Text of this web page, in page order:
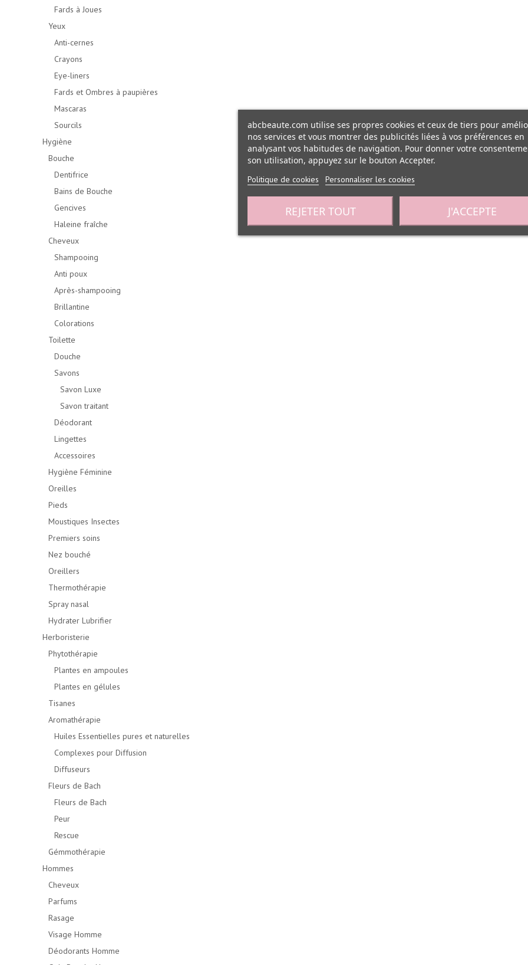
Fards à Joues
Yeux
Anti-cernes
Crayons
Eye-liners
Fards et Ombres à paupières
Mascaras
Sourcils
Hygiène
Bouche
Dentifrice
Bains de Bouche
Gencives
Haleine fraîche
Cheveux
Shampooing
Anti poux
Après-shampooing
Brillantine
Colorations
Toilette
Douche
Savons
Savon Luxe
Savon traitant
Déodorant
Lingettes
Accessoires
Hygiène Féminine
Oreilles
Pieds
Moustiques Insectes
Premiers soins
Nez bouché
Oreillers
Thermothérapie
Spray nasal
Hydrater Lubrifier
Herboristerie
Phytothérapie
Plantes en ampoules
Plantes en gélules
Tisanes
Aromathérapie
Huiles Essentielles pures et naturelles
Complexes pour Diffusion
Diffuseurs
Fleurs de Bach
Fleurs de Bach
Peur
Rescue
Gémmothérapie
Hommes
Cheveux
Parfums
Rasage
Visage Homme
Déodorants Homme
abcbeaute.com utilise ses propres cookies et ceux de tiers pour
nos services et vous montrer des publicités liées à vos préférences en
analysant vos habitudes de navigation. Pour donner votre
son utilisation, appuyez sur le bouton Accepter.
Politique de cookies Personnaliser les cookies
REJETER TOUT J'ACCEPTE